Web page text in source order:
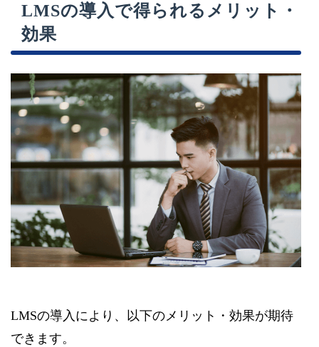
LMSの導入で得られるメリット・
効果
LMSの導入により、以下のメリット・効果が期待
できます。